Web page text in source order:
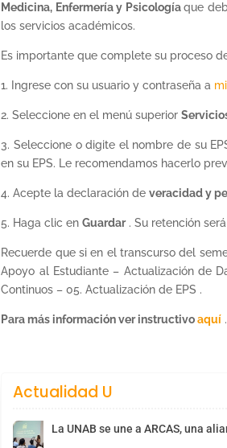
Medicina, Enfermería y Psicologíaque
los servicios académicos.
Es importante que complete su proceso
1. Ingrese con su usuario y contraseña a
2. Seleccione en el menú superior
3. Seleccione o digite el nombre de su
en su EPS. Le recomendamos hacerlo
4. Acepte la declaración deveracidad y
5. Haga clic enGuardar. Su retención
Recuerde que si en el transcurso del
Apoyo al Estudiante – Actualización de
Continuos – 05. Actualización de EPS .
Para más información ver instructivoaquí .
Actualidad U
La UNAB se une a ARCAS, una